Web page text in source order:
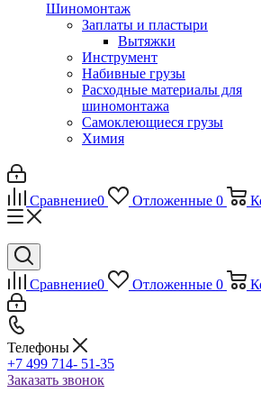
Шиномонтаж
Заплаты и пластыри
Вытяжки
Инструмент
Набивные грузы
Расходные материалы для
шиномонтажа
Самоклеющиеся грузы
Химия
Сравнение0 Отложенные 0
Сравнение0 Отложенные 0
Телефоны
+7 499 714- 51-35
Заказать звонок